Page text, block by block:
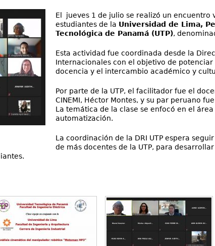
El jueves 1 de julio se realizó un encuentro
estudiantes de la Universidad de Lima,
Tecnológica de Panamá (UTP),
Esta actividad fue coordinada desde la
Internacionales con el objetivo de
docencia y el intercambio académico y
Por parte de la UTP, el facilitador fue el
CINEMI, Héctor Montes, y su par peruano
La temática de la clase se enfocó en el
automatización.
La coordinación de la DRI UTP espera
de más docentes de la UTP, para